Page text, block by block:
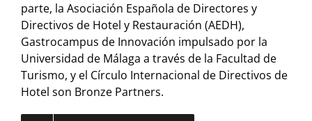
parte, la Asociación Española de Directores y
Directivos de Hotel y Restauración (AEDH),
Gastrocampus de Innovación impulsado por la
Universidad de Málaga a través de la Facultad de
Turismo, y el Círculo Internacional de Directivos de
Hotel son Bronze Partners.